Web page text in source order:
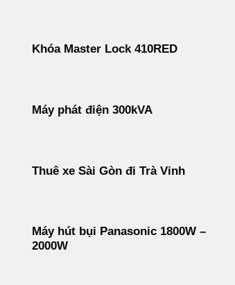
Khóa Master Lock 410RED
Máy phát điện 300kVA
Thuê xe Sài Gòn đi Trà Vinh
Máy hút bụi Panasonic 1800W –
2000W